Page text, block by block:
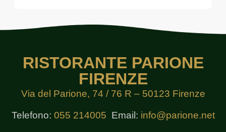
RISTORANTE PARIONE
FIRENZE
Via del Parione, 74 / 76 R – 50123 Firenze
Telefono: 055 214005 Email: info@parione.net